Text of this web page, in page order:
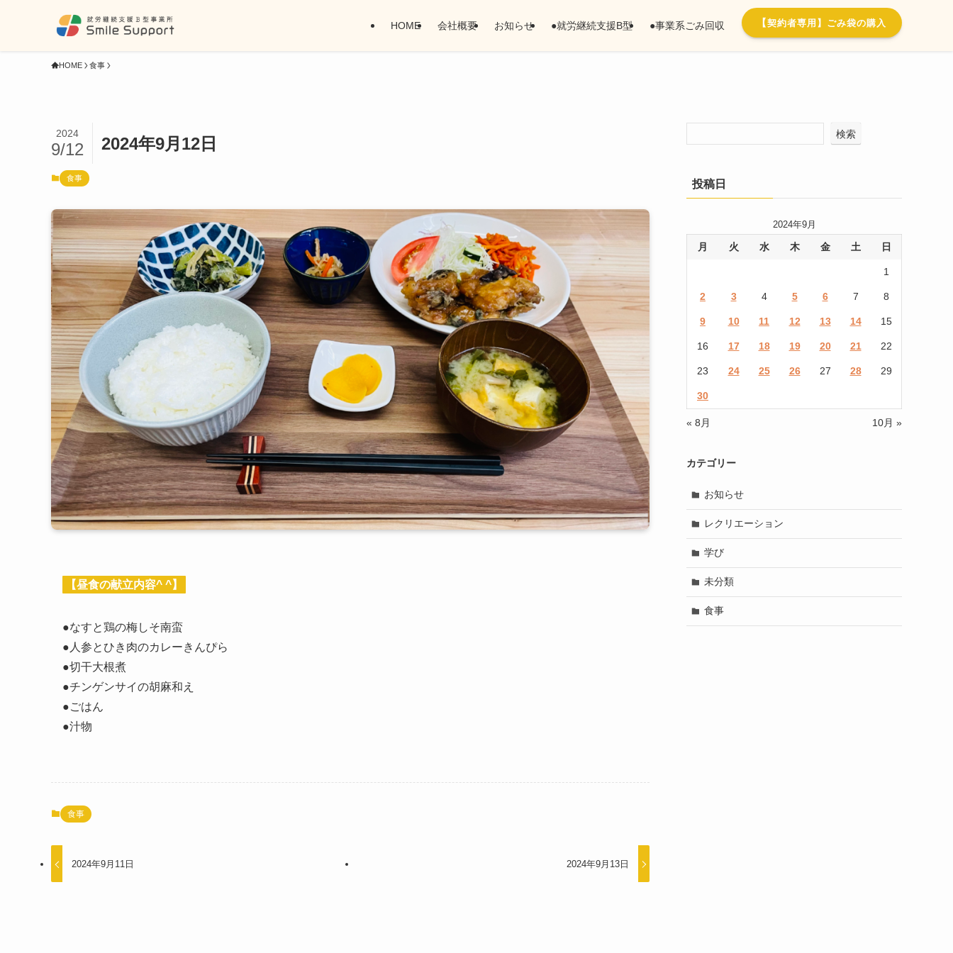
HOME 会社概要 お知らせ ●就労継続支援B型 ●事業系ごみ回収 【契約者専用】ごみ袋の購入
HOME 食事
2024年9月12日
2024
9/12
食事
【昼食の献立内容^ ^】
●なすと鶏の梅しそ南蛮
●人参とひき肉のカレーきんぴら
●切干大根煮
●チンゲンサイの胡麻和え
●ごはん
●汁物
食事
2024年9月11日 2024年9月13日
検索
投稿日
2024年9月
月 火 水 木 金 土 日
1
2 3 4 5 6 7 8
9 10 11 12 13 14 15
16 17 18 19 20 21 22
23 24 25 26 27 28 29
30
« 8月 10月 »
カテゴリー
お知らせ
レクリエーション
学び
未分類
食事